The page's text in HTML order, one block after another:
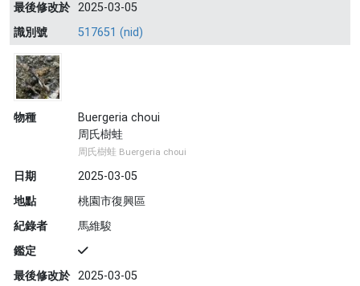
最後修改於 2025-03-05
識別號
517651 (nid)
物種
Buergeria choui
周氏樹蛙
周氏樹蛙 Buergeria choui
日期
2025-03-05
地點
桃園市復興區
紀錄者
馬維駿
鑑定
最後修改於 2025-03-05